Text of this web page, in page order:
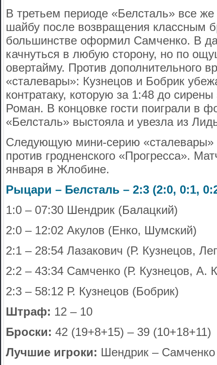
В третьем периоде «Белсталь» все
шайбу после возвращения классным
большинстве оформил Самченко. В
качнуться в любую сторону, но по
овертайму. Против дополнительного
«сталевары»: Кузнецов и Бобрик
контратаку, которую за 1:48 до
Роман. В концовке гости поиграли в
«Белсталь» выстояла и увезла из
Следующую мини-серию «сталевары»
против гродненского «Прогресса».
января в Жлобине.
Рыцари – Белсталь – 2:3 (2:0, 0:1,
1:0 – 07:30 Шендрик (Балацкий)
2:0 – 12:02 Акулов (Енко, Шумский)
2:1 – 28:54 Лазакович (Р. Кузнецов,
2:2 – 43:34 Самченко (Р. Кузнецов, А.
2:3 – 58:12 Р. Кузнецов (Бобрик)
Штраф: 12 – 10
Броски: 42 (19+8+15) – 39 (10+18+11)
Лучшие игроки: Шендрик – Самченко